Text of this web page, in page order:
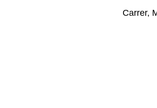
Carrer,